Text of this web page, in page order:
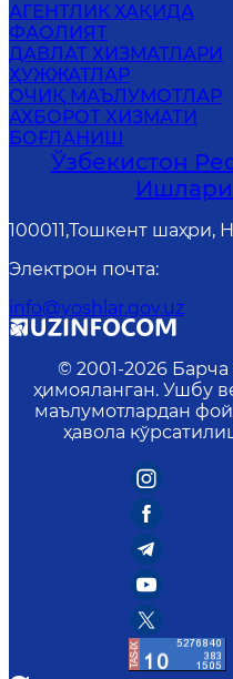
АГЕНТЛИК ҲАҚИДА
ФАОЛИЯТ
ДАВЛАТ ХИЗМАТЛАРИ
ҲУЖЖАТЛАР
ОЧИҚ МАЪЛУМОТЛАР
АХБОРОТ ХИЗМАТИ
БОҒЛАНИШ
Ўзбекистон
Ишлари
100011,Тошкент шаҳри,
Электрон почта:
info@yoshlar.gov.uz
© 2001-2026 Барча
ҳимояланган. Ушбу
маълумотлардан
ҳавола